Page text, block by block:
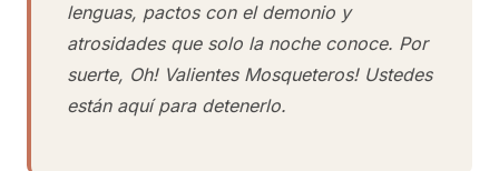
lenguas, pactos con el demonio y
atrosidades que solo la noche conoce. Por
suerte, Oh! Valientes Mosqueteros! Ustedes
están aquí para detenerlo.